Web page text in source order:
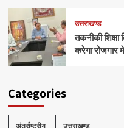
उत्तराखण्ड
तकनीकी
करेगा रोजगार
Categories
अंतर्राष्ट्रीय उत्तराखण्ड